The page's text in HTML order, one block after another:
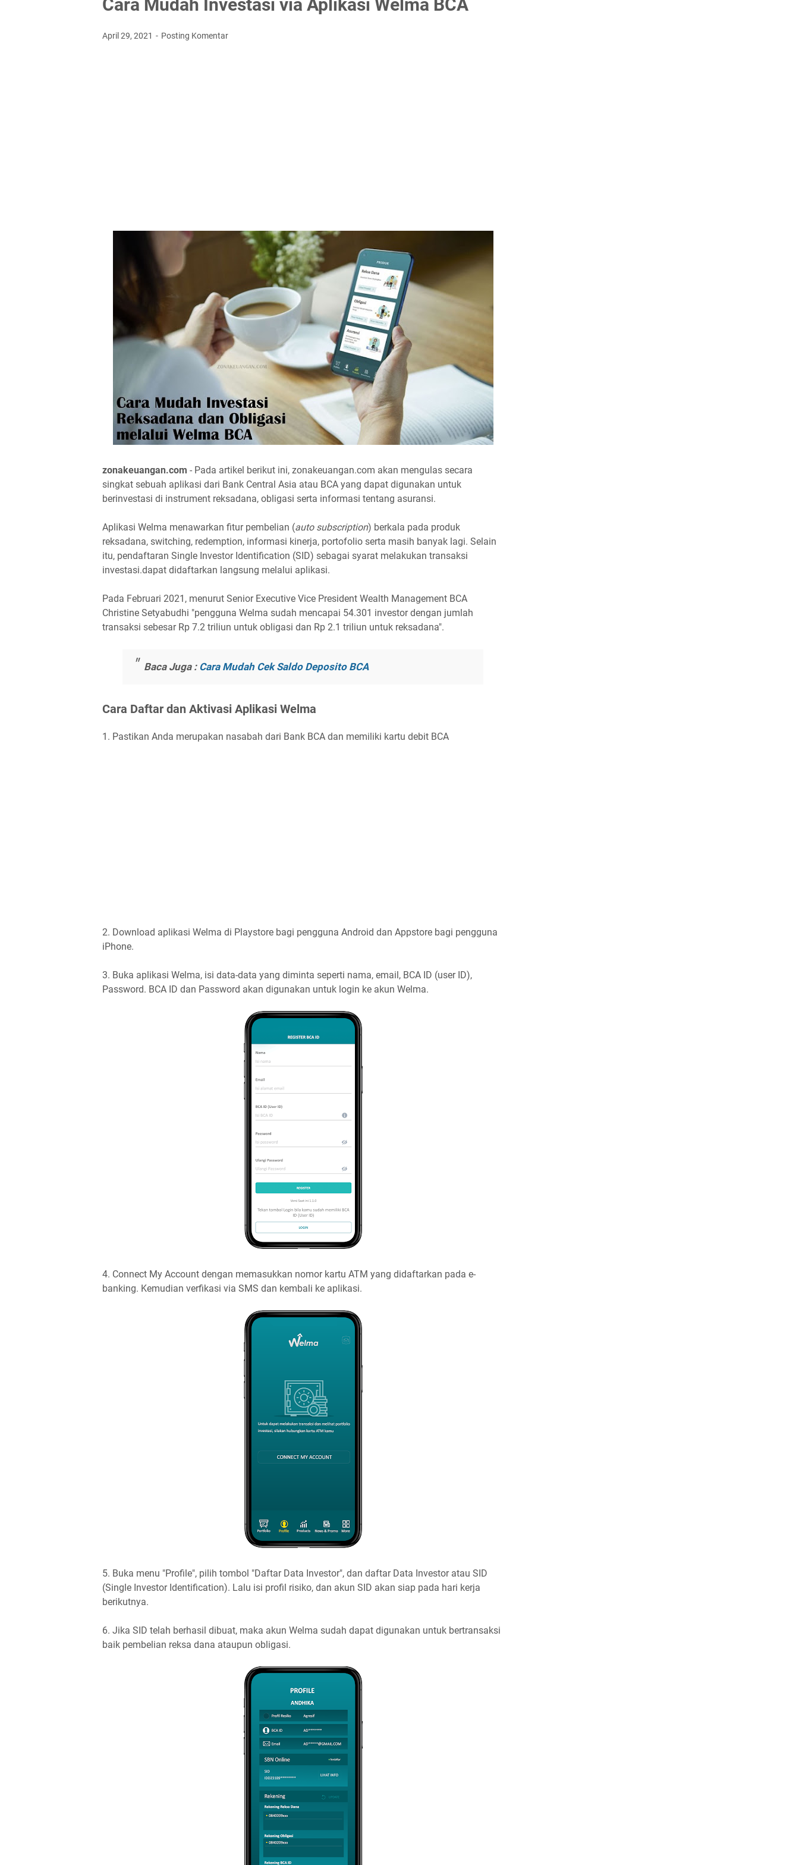
Cara Mudah Investasi via Aplikasi Welma BCA
April 29, 2021 Posting Komentar
zonakeuangan.com - Pada artikel berikut ini, zonakeuangan.com akan mengulas secara
singkat sebuah aplikasi dari Bank Central Asia atau BCA yang dapat digunakan untuk
berinvestasi di instrument reksadana, obligasi serta informasi tentang asuransi.
Aplikasi Welma menawarkan fitur pembelian (auto subscription) berkala pada produk
reksadana, switching, redemption, informasi kinerja, portofolio serta masih banyak lagi. Selain
itu, pendaftaran Single Investor Identification (SID) sebagai syarat melakukan transaksi
investasi.dapat didaftarkan langsung melalui aplikasi.
Pada Februari 2021, menurut Senior Executive Vice President Wealth Management BCA
Christine Setyabudhi "pengguna Welma sudah mencapai 54.301 investor dengan jumlah
transaksi sebesar Rp 7.2 triliun untuk obligasi dan Rp 2.1 triliun untuk reksadana".
Baca Juga : Cara Mudah Cek Saldo Deposito BCA
Cara Daftar dan Aktivasi Aplikasi Welma
1. Pastikan Anda merupakan nasabah dari Bank BCA dan memiliki kartu debit BCA
2. Download aplikasi Welma di Playstore bagi pengguna Android dan Appstore bagi pengguna
iPhone.
3. Buka aplikasi Welma, isi data-data yang diminta seperti nama, email, BCA ID (user ID),
Password. BCA ID dan Password akan digunakan untuk login ke akun Welma.
4. Connect My Account dengan memasukkan nomor kartu ATM yang didaftarkan pada e-
banking. Kemudian verfikasi via SMS dan kembali ke aplikasi.
5. Buka menu "Profile", pilih tombol "Daftar Data Investor", dan daftar Data Investor atau SID
(Single Investor Identification). Lalu isi profil risiko, dan akun SID akan siap pada hari kerja
berikutnya.
6. Jika SID telah berhasil dibuat, maka akun Welma sudah dapat digunakan untuk bertransaksi
baik pembelian reksa dana ataupun obligasi.